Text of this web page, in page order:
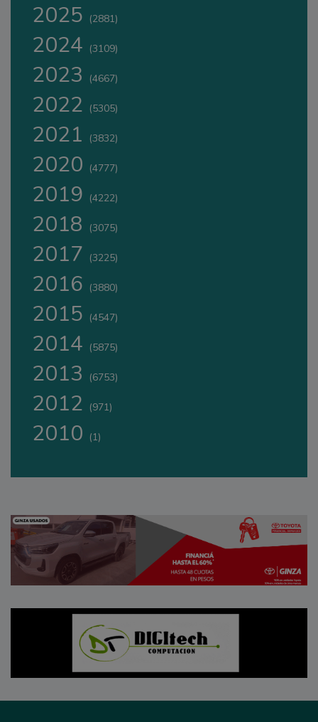
2025 (2881)
2024 (3109)
2023 (4667)
2022 (5305)
2021 (3832)
2020 (4777)
2019 (4222)
2018 (3075)
2017 (3225)
2016 (3880)
2015 (4547)
2014 (5875)
2013 (6753)
2012 (971)
2010 (1)